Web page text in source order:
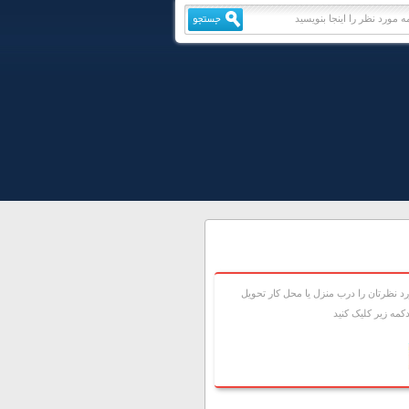
نظرتان را درب منزل يا محل کار تحويل
زير کليک کنيد